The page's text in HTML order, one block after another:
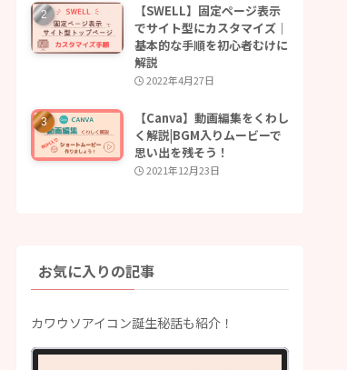
【SWELL】固定ページ表示
でサイト型にカスタマイズ｜
基本的な手順を初心者むけに
解説
2022年4月27日
【Canva】動画編集をくわし
く解説|BGM入りムービーで
思い出を残そう！
2021年12月23日
お気に入りの記事
カワウソアイコン誕生秘話も紹介！